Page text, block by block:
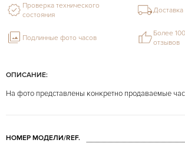
ОПИСАНИЕ:
На фото представлены конкретно продаваемые
НОМЕР МОДЕЛИ/REF.
Проверка технического
состояния
Доставка
Подлинные фото часов
Более
отзывов